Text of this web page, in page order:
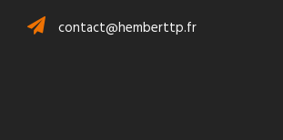
contact@hemberttp.fr